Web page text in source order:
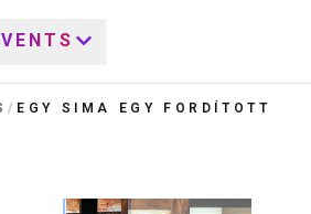
/ EGY SIMA EGY FORDÍTOTT